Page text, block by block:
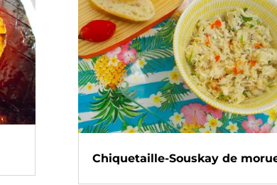
Chiquetaille-Souskay de